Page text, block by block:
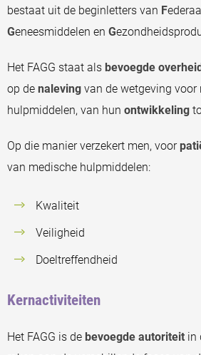
bestaat uit de beginletters van Federaal
Geneesmiddelen en G
Het FAGG staat als bevoegde overheid
op de naleving van de wetgeving voor
hulpmiddelen, van hun ontwikkeling
Op die manier verzekert men, voor
van medische hulpmiddelen:
Kwaliteit
Veiligheid
Doeltreffendheid
Kernactiviteiten
Het FAGG is de bevoegde autoriteit in